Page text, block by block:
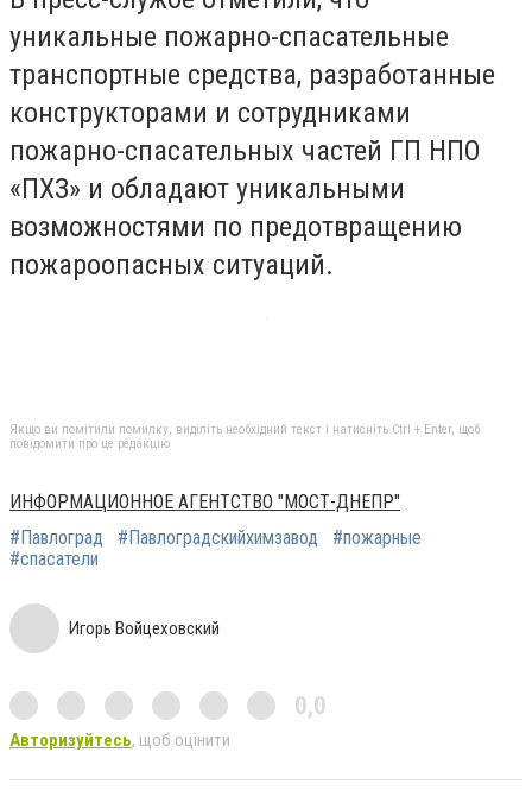
уникальные пожарно-спасательные
транспортные средства, разработанные
конструкторами и сотрудниками
пожарно-спасательных частей ГП НПО
«ПХЗ» и обладают уникальными
возможностями по предотвращению
пожароопасных ситуаций.
Якщо ви помітили помилку, виділіть необхідний текст і натисніть Ctrl + Enter, щоб
повідомити про це редакцію
ИНФОРМАЦИОННОЕ АГЕНТСТВО "МОСТ-ДНЕПР"
#Павлоград
#Павлоградскийхимзавод
#пожарные
#спасатели
Игорь Войцеховский
0,0
Авторизуйтесь, щоб оцінити